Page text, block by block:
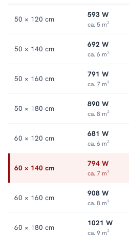
50 × 120 cm 593 W
ca. 5 m²
50 × 140 cm 692 W
ca. 6 m²
50 × 160 cm 791 W
ca. 7 m²
50 × 180 cm 890 W
ca. 8 m²
60 × 120 cm 681 W
ca. 6 m²
60 × 140 cm 794 W
ca. 7 m²
60 × 160 cm 908 W
ca. 8 m²
60 × 180 cm 1021 W
ca. 9 m²